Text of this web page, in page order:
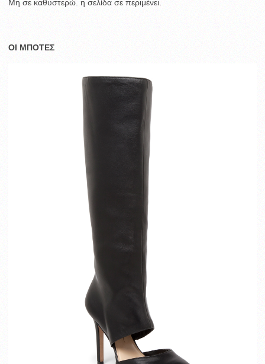
Μη σε καθυστερώ. η σελίδα σε περιμένει.
ΟΙ ΜΠΟΤΕΣ